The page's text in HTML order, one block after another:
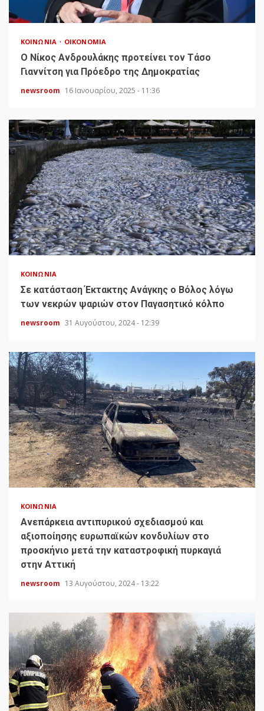
ΚΟΙΝΩΝΊΑ ΟΙΚΟΝΟΜΊΑ
Ο Νίκος Ανδρουλάκης προτείνει τον Τάσο
Γιαννίτση για Πρόεδρο της Δημοκρατίας
newsroom 16 Ιανουαρίου, 2025 - 11:36
ΚΟΙΝΩΝΊΑ
Σε κατάσταση Έκτακτης Ανάγκης ο Βόλος λόγω
των νεκρών ψαριών στον Παγασητικό κόλπο
newsroom 31 Αυγούστου, 2024 - 12:39
ΚΟΙΝΩΝΊΑ
Ανεπάρκεια αντιπυρικού σχεδιασμού και
αξιοποίησης ευρωπαϊκών κονδυλίων στο
προσκήνιο μετά την καταστροφική πυρκαγιά
στην Αττική
newsroom 13 Αυγούστου, 2024 - 13:22